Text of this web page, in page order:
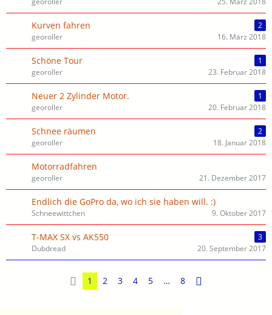
Kurven fahren
2
georoller
16. März 2018
Schöne Tour
1
georoller
23. Februar 2018
Neuer 2 Zylinder Motor.
1
georoller
20. Februar 2018
Schnee räumen
2
georoller
18. Januar 2018
Motorradfahren
georoller 21. Dezember 2017
Endlich die GoPro da, wo ich sie haben will. :)
Schneewittchen 9. Oktober 2017
T-MAX SX vs AK550
3
Dubdread
20. September 2017
1 2 3 4 5 … 8